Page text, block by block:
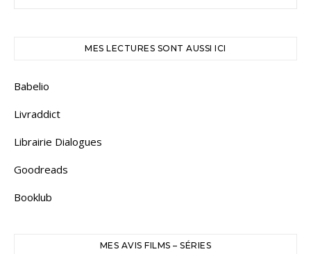
MES LECTURES SONT AUSSI ICI
Babelio
Livraddict
Librairie Dialogues
Goodreads
Booklub
MES AVIS FILMS – SÉRIES